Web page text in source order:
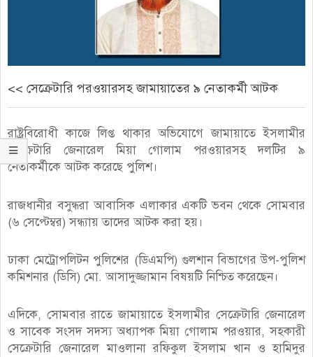
<< সেক্রেটারি পরওয়ারসহ জামায়াতের ৯ নেতাকর্মী আটক
রাষ্ট্রবিরোধী কাজে লিপ্ত থাকার অভিযোগে জামায়াতে ইসলামীর
সেক্রেটারি জেনারেল মিয়া গোলাম পরওয়ারসহ দলটির ৯
নেতাকর্মীকে আটক করেছে পুলিশ।
রাজধানীর বসুন্ধরা আবাসিক এলাকার একটি ভবন থেকে সোমবার
(৬ সেপ্টেম্বর) সন্ধ্যায় তাদের আটক করা হয়।
ঢাকা মেট্রোপলিটন পুলিশের (ডিএমপি) গুলশান বিভাগের উপ-পুলিশ
কমিশনার (ডিসি) মো. আসাদুজ্জামান বিষয়টি নিশ্চিত করেছেন।
এদিকে, সোমবার রাতে জামায়াতে ইসলামীর সেক্রেটারি জেনারেল
ও সাবেক সংসদ সদস্য অধ্যাপক মিয়া গোলাম পরওয়ার, সহকারী
সেক্রেটারি জেনারেল মাওলানা রফিকুল ইসলাম খান ও হামিদুর